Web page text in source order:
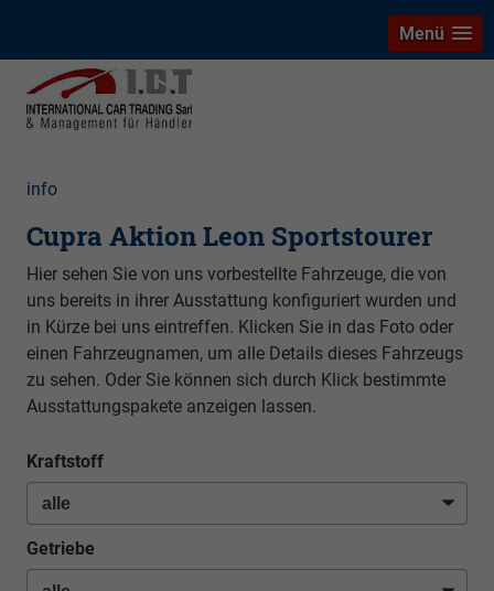
Menü
info
Cupra Aktion Leon Sportstourer
Hier sehen Sie von uns vorbestellte Fahrzeuge, die von
uns bereits in ihrer Ausstattung konfiguriert wurden und
in Kürze bei uns eintreffen. Klicken Sie in das Foto oder
einen Fahrzeugnamen, um alle Details dieses Fahrzeugs
zu sehen. Oder Sie können sich durch Klick bestimmte
Ausstattungspakete anzeigen lassen.
Kraftstoff
Getriebe